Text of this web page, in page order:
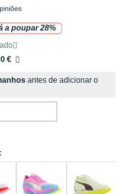
a poupar 28%
pela marca
€
antes de adicionar o